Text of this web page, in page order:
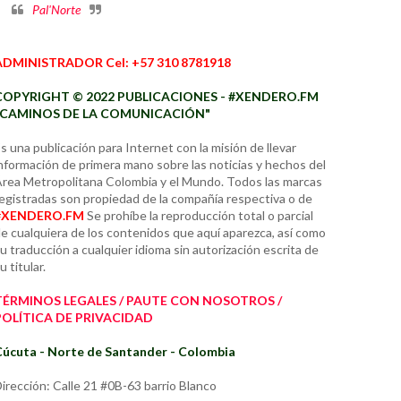
Pal'Norte
Cel: +57 310 8781918
© 2022 PUBLICACIONES - #XENDERO.FM
DE LA COMUNICACIÓN"
una publicación para Internet con la misión de llevar
de primera mano sobre las noticias y hechos del
Metropolitana Colombia y el Mundo. Todos las marcas
son propiedad de la compañía respectiva o de
Se prohíbe la reproducción total o parcial
cualquiera de los contenidos que aquí aparezca, así como
traducción a cualquier idioma sin autorización escrita de
titular.
LEGALES / PAUTE CON NOSOTROS /
DE PRIVACIDAD
- Norte de Santander - Colombia
Calle 21 #0B-63 barrio Blanco